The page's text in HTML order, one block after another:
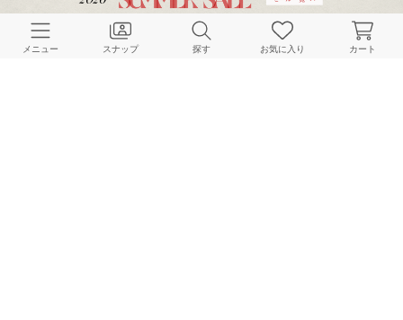
CUSTOMER SERVICE
メニュー スナップ 探す お気に入り カート